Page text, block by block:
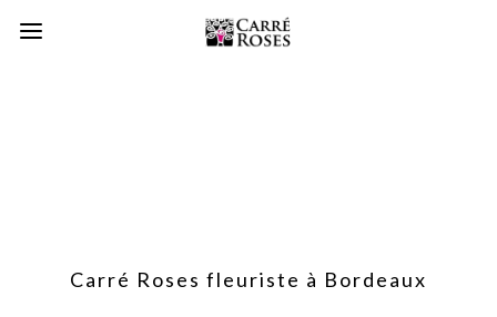
Carré Roses fleuriste à Bordeaux